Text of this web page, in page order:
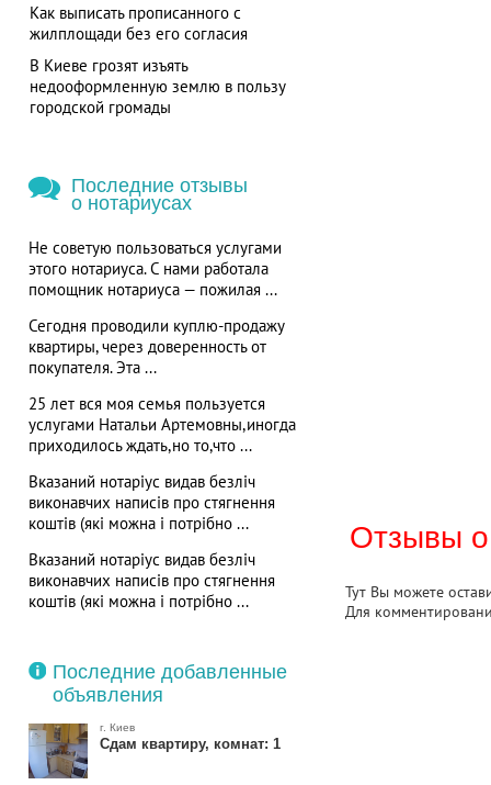
Как выписать прописанного с
жилплощади без его согласия
В Киеве грозят изъять
недооформленную землю в пользу
городской громады
Последние отзывы
о нотариусах
Не советую пользоваться услугами
этого нотариуса. С нами работала
помощник нотариуса — пожилая ...
Сегодня проводили куплю-продажу
квартиры, через доверенность от
покупателя. Эта ...
25 лет вся моя семья пользуется
услугами Натальи Артемовны,иногда
приходилось ждать,но то,что ...
Вказаний нотаріус видав безліч
виконавчих написів про стягнення
коштів (які можна і потрібно ...
Вказаний нотаріус видав безліч
виконавчих написів про стягнення
коштів (які можна і потрібно ...
Последние добавленные
объявления
г. Киев
Сдам квартиру, комнат: 1
Отзывы о
Тут Вы можете
Для